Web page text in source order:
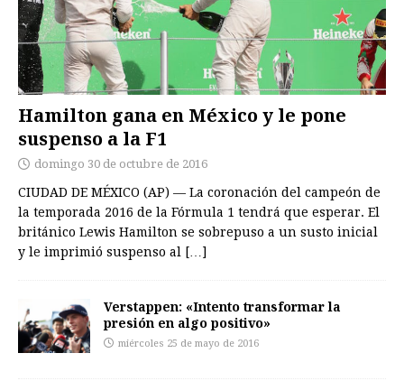
Hamilton gana en México y le pone
suspenso a la F1
domingo 30 de octubre de 2016
CIUDAD DE MÉXICO (AP) — La coronación del campeón de
la temporada 2016 de la Fórmula 1 tendrá que esperar. El
británico Lewis Hamilton se sobrepuso a un susto inicial
y le imprimió suspenso al […]
Verstappen: «Intento transformar la
presión en algo positivo»
miércoles 25 de mayo de 2016